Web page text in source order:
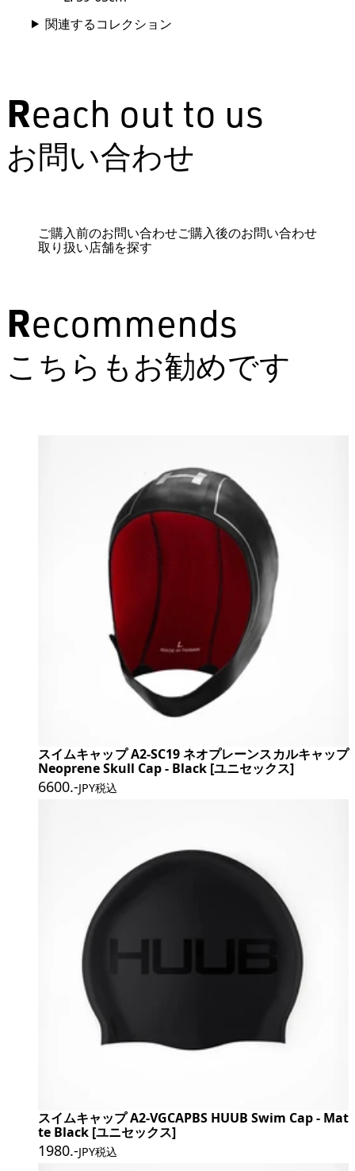
関連するコレクション
Reach out to us
お問い合わせ
ご購入前のお問い合わせご購入後のお問い合わせ
取り扱い店舗を探す
Recommends
こちらもお勧めです
スイムキャップ A2-SC19 ネオプレーンスカルキャップ
Neoprene Skull Cap - Black [ユニセックス]
6600.-JPY税込
スイムキャップ A2-VGCAPBS HUUB Swim Cap - Mat
te Black [ユニセックス]
1980.-JPY税込